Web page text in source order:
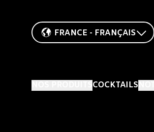
FRANCE - FRANÇAIS
COCKTAILS